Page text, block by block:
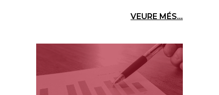
VEURE MÉS...